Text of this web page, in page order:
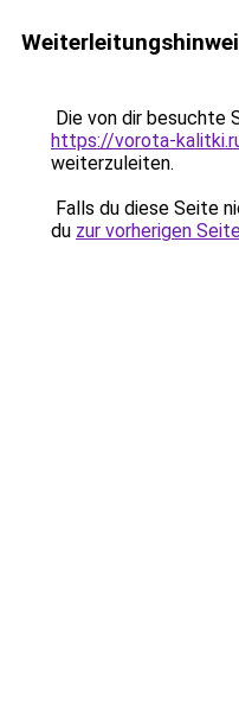
Die von dir besuchte
https://vorota-
weiterzuleiten.
Falls du diese Seite
du zur vorherigen